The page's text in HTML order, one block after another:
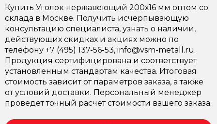
Купить Уголок нержавеющий 200х16 мм оптом со
склада в Москве. Получить исчерпывающую
консультацию специалиста, узнать о наличии,
действующих скидках и акциях можно по
телефону +7 (495) 137-56-53, info@vsm-metall.ru.
Продукция сертифицирована и соответствует
установленным стандартам качества. Итоговая
стоимость зависит от параметров заказа, а также
от условий доставки. Персональный менеджер
проведет точный расчет стоимости вашего заказа.